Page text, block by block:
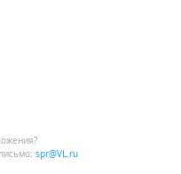
spr@VL.ru